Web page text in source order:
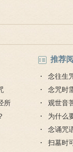
所
推荐
念往生
念咒时
观世音
好处
为什么
念诵咒
扫墓时